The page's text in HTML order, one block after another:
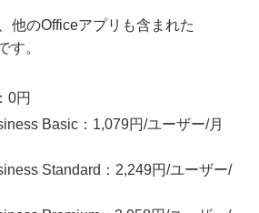
他のOfficeアプリも含まれた
す。
0円
Basic：1,079円/ユーザー/月
Standard：2,249円/ユーザー/